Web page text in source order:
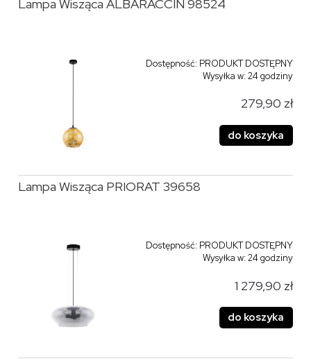
Lampa Wisząca ALBARACCIN 98524
Dostępność: PRODUKT DOSTĘPNY
Wysyłka w:24 godziny
279,90 zł
do koszyka
Lampa Wisząca PRIORAT 39658
Dostępność: PRODUKT DOSTĘPNY
Wysyłka w:24 godziny
1 279,90 zł
do koszyka